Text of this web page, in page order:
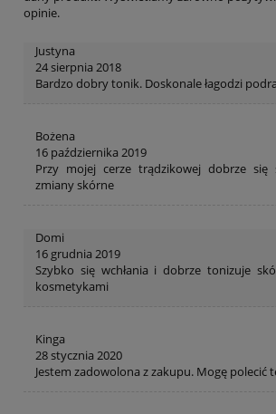
opinie.
Justyna
24 sierpnia 2018
Bardzo dobry tonik. Doskonale łagodzi
Bożena
16 października 2019
Przy mojej cerze trądzikowej dobrze się
zmiany skórne
Domi
16 grudnia 2019
Szybko się wchłania i dobrze tonizuje
kosmetykami
Kinga
28 stycznia 2020
Jestem zadowolona z zakupu. Mogę polecić